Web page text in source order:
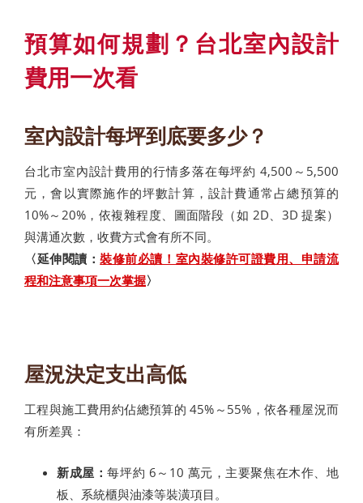
預算如何規劃？台北室內設計
費用一次看
室內設計每坪到底要多少？
台北市室內設計費用的行情多落在每坪約 4,500～5,500
元，會以實際施作的坪數計算，設計費通常占總預算的
10%～20%，依複雜程度、圖面階段（如 2D、3D 提案）
與溝通次數，收費方式會有所不同。
〈延伸閱讀：裝修前必讀！室內裝修許可證費用、申請流
程和注意事項一次掌握〉
屋況決定支出高低
工程與施工費用約佔總預算的 45%～55%，依各種屋況而
有所差異：
新成屋：每坪約 6～10 萬元，主要聚焦在木作、地
板、系統櫃與油漆等裝潢項目。